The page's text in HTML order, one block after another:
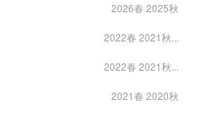
2026春 2025秋
2022春 2021秋...
2022春 2021秋...
2021春 2020秋